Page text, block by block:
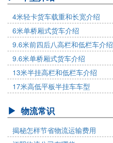
4米轻卡货车载重和长宽介绍
6米单桥厢式货车介绍
9.6米前四后八高栏和低栏车介绍
9.6米单桥厢式货车介绍
13米半挂高栏和低栏车介绍
17米高低平板半挂车车型
物流常识
揭秘怎样节省物流运输费用